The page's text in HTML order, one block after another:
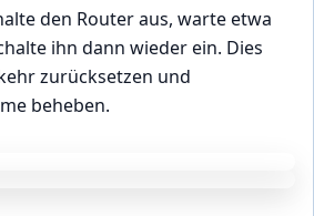
den Router aus, warte etwa
ihn dann wieder ein. Dies
zurücksetzen und
beheben.